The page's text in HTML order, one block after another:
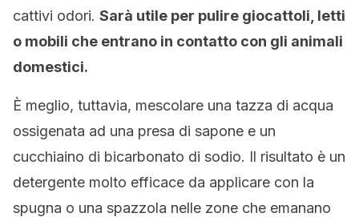
cattivi odori. Sarà utile per pulire giocattoli, letti
o mobili che entrano in contatto con gli animali
domestici.
È meglio, tuttavia, mescolare una tazza di acqua
ossigenata ad una presa di sapone e un
cucchiaino di bicarbonato di sodio. Il risultato è un
detergente molto efficace da applicare con la
spugna o una spazzola nelle zone che emanano